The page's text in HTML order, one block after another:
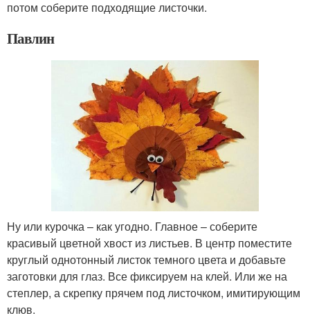
потом соберите подходящие листочки.
Павлин
Ну или курочка – как угодно. Главное – соберите
красивый цветной хвост из листьев. В центр поместите
круглый однотонный листок темного цвета и добавьте
заготовки для глаз. Все фиксируем на клей. Или же на
степлер, а скрепку прячем под листочком, имитирующим
клюв.